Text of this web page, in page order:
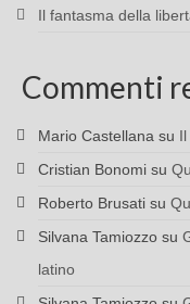
Il fantasma della
Commenti
Mario Castellana su
Cristian Bonomi su
Roberto Brusati su
Silvana Tamiozzo su
latino